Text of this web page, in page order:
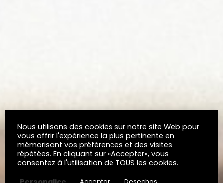
Nous utilisons des cookies sur notre site Web pour
vous offrir l'expérience la plus pertinente en
mémorisant vos préférences et des visites
répétées. En cliquant sur «Accepter», vous
consentez à l'utilisation de TOUS les cookies.